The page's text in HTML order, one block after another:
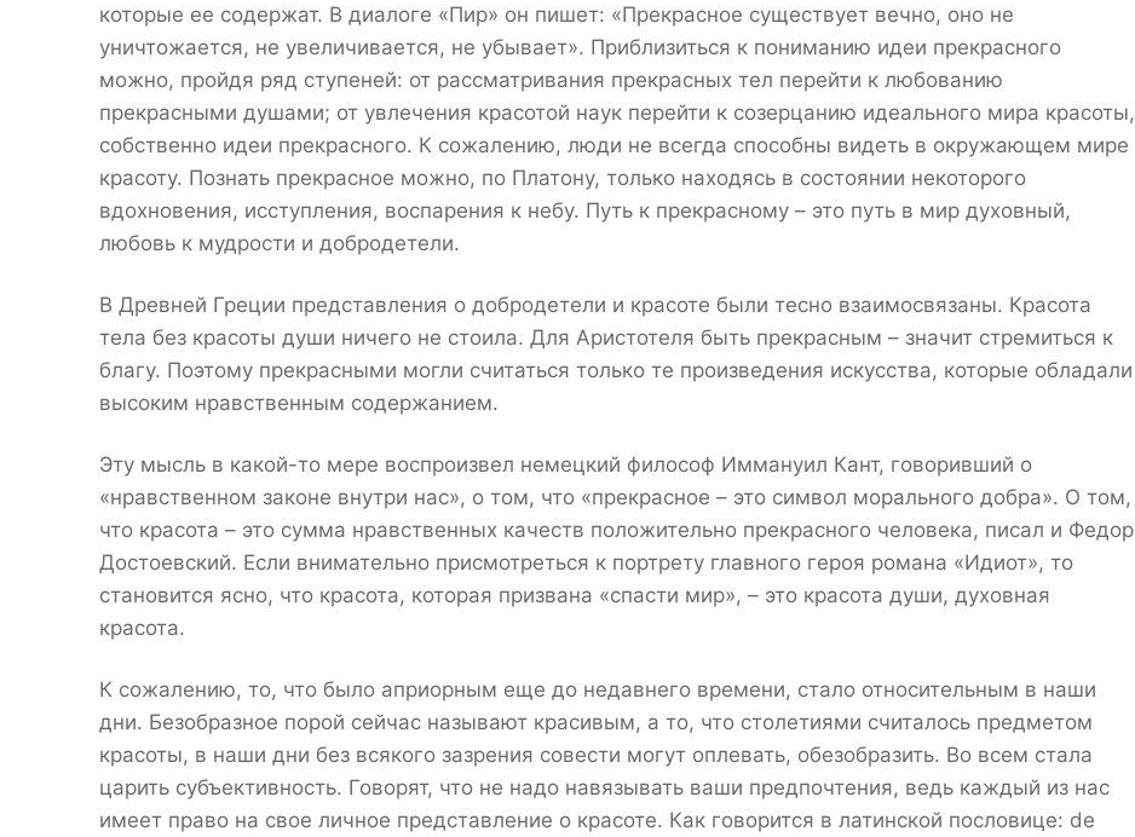
которые ее содержат. В диалоге «Пир» он пишет: «Прекрасное существует вечно, оно не
уничтожается, не увеличивается, не убывает». Приблизиться к пониманию идеи прекрасного
можно, пройдя ряд ступеней: от рассматривания прекрасных тел перейти к любованию
прекрасными душами; от увлечения красотой наук перейти к созерцанию идеального мира красоты,
собственно идеи прекрасного. К сожалению, люди не всегда способны видеть в окружающем мире
красоту. Познать прекрасное можно, по Платону, только находясь в состоянии некоторого
вдохновения, исступления, воспарения к небу. Путь к прекрасному – это путь в мир духовный,
любовь к мудрости и добродетели.
В Древней Греции представления о добродетели и красоте были тесно взаимосвязаны. Красота
тела без красоты души ничего не стоила. Для Аристотеля быть прекрасным – значит стремиться к
благу. Поэтому прекрасными могли считаться только те произведения искусства, которые обладали
высоким нравственным содержанием.
Эту мысль в какой-то мере воспроизвел немецкий философ Иммануил Кант, говоривший о
«нравственном законе внутри нас», о том, что «прекрасное – это символ морального добра». О том,
что красота – это сумма нравственных качеств положительно прекрасного человека, писал и Федор
Достоевский. Если внимательно присмотреться к портрету главного героя романа «Идиот», то
становится ясно, что красота, которая призвана «спасти мир», – это красота души, духовная
красота.
К сожалению, то, что было априорным еще до недавнего времени, стало относительным в наши
дни. Безобразное порой сейчас называют красивым, а то, что столетиями считалось предметом
красоты, в наши дни без всякого зазрения совести могут оплевать, обезобразить. Во всем стала
царить субъективность. Говорят, что не надо навязывать ваши предпочтения, ведь каждый из нас
имеет право на свое личное представление о красоте. Как говорится в латинской пословице: de